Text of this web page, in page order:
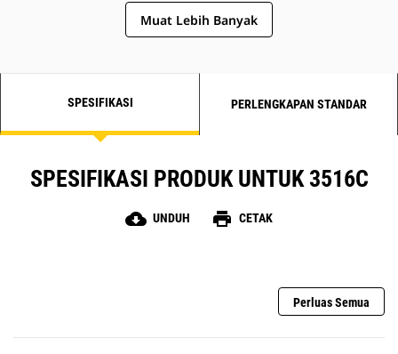
Muat Lebih Banyak
SPESIFIKASI PERLENGKAPAN STANDAR
SPESIFIKASI PRODUK UNTUK 3516C
cloud_download UNDUH print CETAK
Perluas Semua